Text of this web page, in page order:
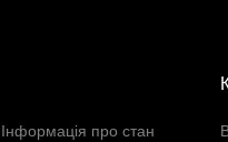
Інформація про стан